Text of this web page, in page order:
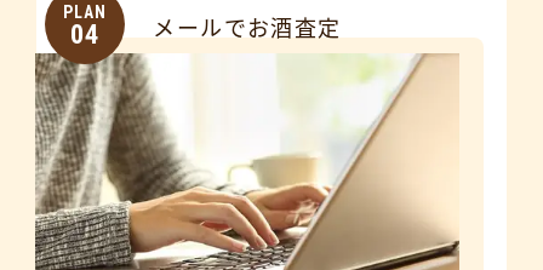
PLAN
04 メールでお酒査定